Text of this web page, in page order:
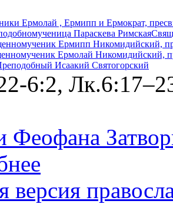
Ермолай , Ермипп и Ермократ,
Параскева Римская
Ермипп Никомидийский,
Ермолай Никомидийский,
Исаакий Святогорский
6:2,
версия